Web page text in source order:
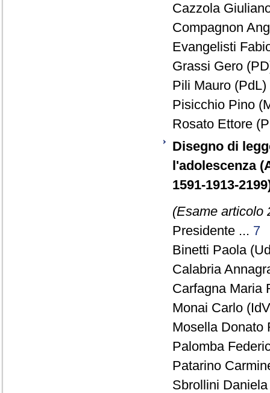
Cazzola
Compagnon
Evangelisti
Grassi Gero
Pili Mauro
Pisicchio Pino
Rosato Ettore
Disegno di
l'adolescenza
1591-1913-
(Esame articolo
Presidente ... 7
Binetti Paola
Calabria
Carfagna Maria
Monai Carlo
Mosella Donato
Palomba
Patarino
Sbrollini